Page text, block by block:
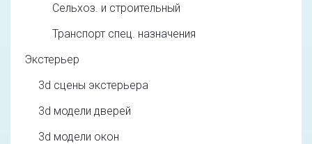
Сельхоз. и строительный
Транспорт спец. назначения
Экстерьер
3d cцены экстерьера
3d модели дверей
3d модели окон